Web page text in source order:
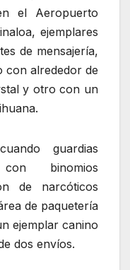
el Aeropuerto
ejemplares
de mensajería,
con alrededor de
y otro con un
guardias
binomios
de narcóticos
de paquetería
ejemplar canino
dos envíos.